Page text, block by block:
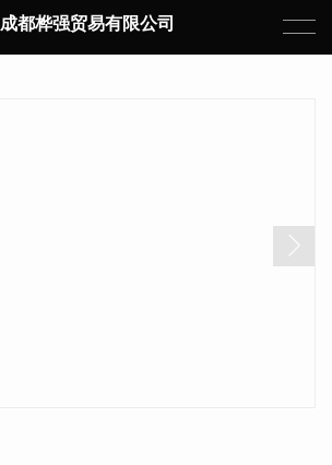
成都桦强贸易有限公司